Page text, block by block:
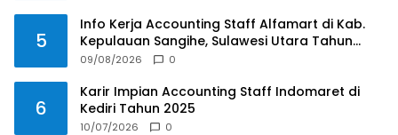
5
Info Kerja Accounting Staff Alfamart di Kab.
Kepulauan Sangihe, Sulawesi Utara Tahun
2025
09/08/2026 0
6
Karir Impian Accounting Staff Indomaret di
Kediri Tahun 2025
10/07/2026 0